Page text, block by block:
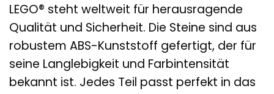
LEGO® steht weltweit für herausragende
Qualität und Sicherheit. Die Steine sind aus
robustem ABS-Kunststoff gefertigt, der für
seine Langlebigkeit und Farbintensität
bekannt ist. Jedes Teil passt perfekt in das